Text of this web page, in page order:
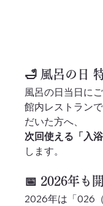
🛁 風呂の日
風呂の日当日に
館内レストランで
だいた方へ、
次回使える「入
します。
📅 2026年も
2026年は「026